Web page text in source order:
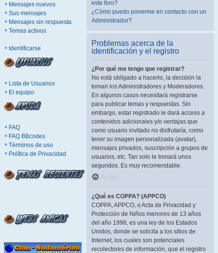
Mensajes nuevos
Sus mensajes
Mensajes sin respuesta
Temas activos
Identificarse
Lista de Usuarios
El equipo
FAQ
FAQ BBcodes
Términos de uso
Política de Privacidad
este foro?
¿Cómo puedo ponerme en contacto con un
Administrador?
Problemas acerca de la
identificación y el registro
¿Por qué me tengo que registrar?
No está obligado a hacerlo, la decisión la
toman los Administradores y Moderadores.
En algunos casos necesitará registrarse
para publicar temas y respuestas. Sin
embargo, estar registrado le dará acceso a
contenidos adicionales y/o ventajas que
como usuario invitado no disfrutaría, como
tener su imagen personalizada (avatar),
mensajes privados, suscripción a grupos de
usuarios, etc. Tan solo le tomará unos
segundos. Es muy recomendable.
Arriba
¿Qué es COPPA? (APPCO)
COPPA, APPCO, o Acta de Privacidad y
Protección de Niños menores de 13 años
del año 1998, es una ley de los Estados
Unidos, donde se solicita a los sitios de
Internet, los cuales son potenciales
recolectores de información, que el registro